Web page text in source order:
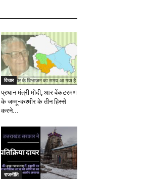
विचार
प्रधान मंत्री मोदी, आर वेंकटरमण
के जम्मू-कश्मीर के तीन हिस्से
करने...
राजनीति